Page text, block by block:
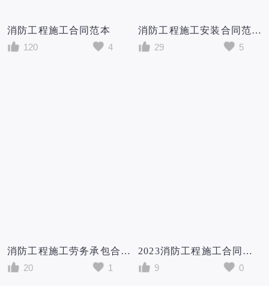
消防工程施工合同范本
120
4
消防工程施工安装合同范本
29
5
消防工程施工劳务承包合同范本(2篇)
20
1
2023消防工程施工合同范本(精选10篇)
9
0